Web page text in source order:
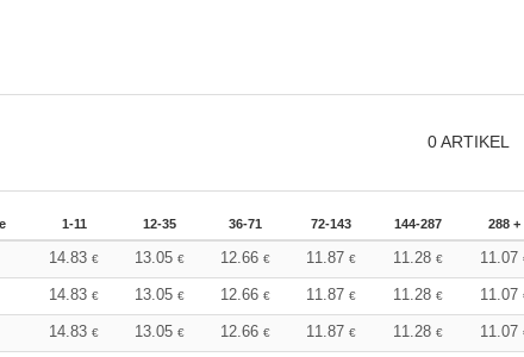
0ARTIKEL
1-11 12-35 36-71 72-143 144-287 288 +
14.83€ 13.05€ 12.66€ 11.87€ 11.28 € 11.07
14.83€ 13.05€ 12.66€ 11.87€ 11.28 € 11.07
14.83€ 13.05€ 12.66€ 11.87€ 11.28 € 11.07